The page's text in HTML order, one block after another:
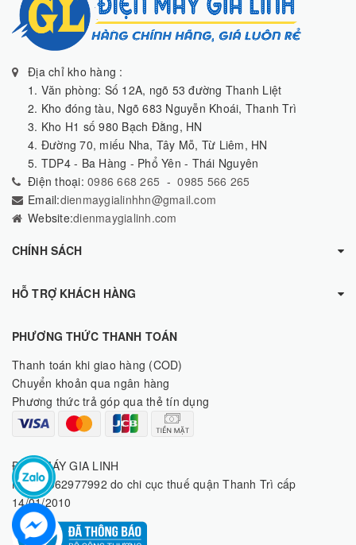
Địa chỉ kho hàng :
1. Văn phòng: Số 12A, ngõ 53 đường Thanh Liệt
2. Kho đóng tàu, Ngõ 683 Nguyễn Khoái, Thanh Trì
3. Kho H1 số 980 Bạch Đằng, HN
4. Đường 70, miếu Nha, Tây Mỗ, Từ Liêm, HN
5. TDP4 - Ba Hàng - Phổ Yên - Thái Nguyên
Điện thoại: 0986 668 265 -0985 566 265
Email:dienmaygialinhhn@gmail.com
Website:dienmaygialinh.com
CHÍNH SÁCH
HỖ TRỢ KHÁCH HÀNG
PHƯƠNG THỨC THANH TOÁN
Thanh toán khi giao hàng (COD)
Chuyển khoản qua ngân hàng
Phương thức trả góp qua thẻ tín dụng
ĐIỆN MÁY GIA LINH
MST: 8062977992 do chi cục thuế quận Thanh Trì cấp
14/01/2010